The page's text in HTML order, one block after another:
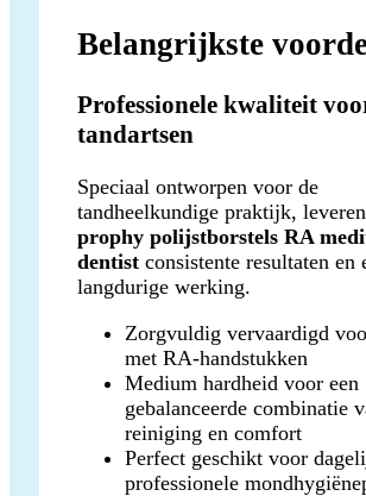
Belangrijkste
Professionele kwaliteit
tandartsen
Speciaal ontworpen voor de
tandheelkundige praktijk,
prophy polijstborstels RA
dentist consistente resultaten en
langdurige werking.
Zorgvuldig vervaardigd
met RA-handstukken
Medium hardheid voor een
gebalanceerde combinatie
reiniging en comfort
Perfect geschikt voor
professionele